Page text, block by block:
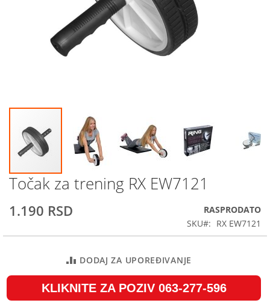
Skip
to
the
beginning
the
Točak za trening RX EW7121
1.190 RSD
RASPRODATO
SKU
RX EW7121
DODAJ ZA UPOREĐIVANJE
KLIKNITE ZA POZIV 063-277-596